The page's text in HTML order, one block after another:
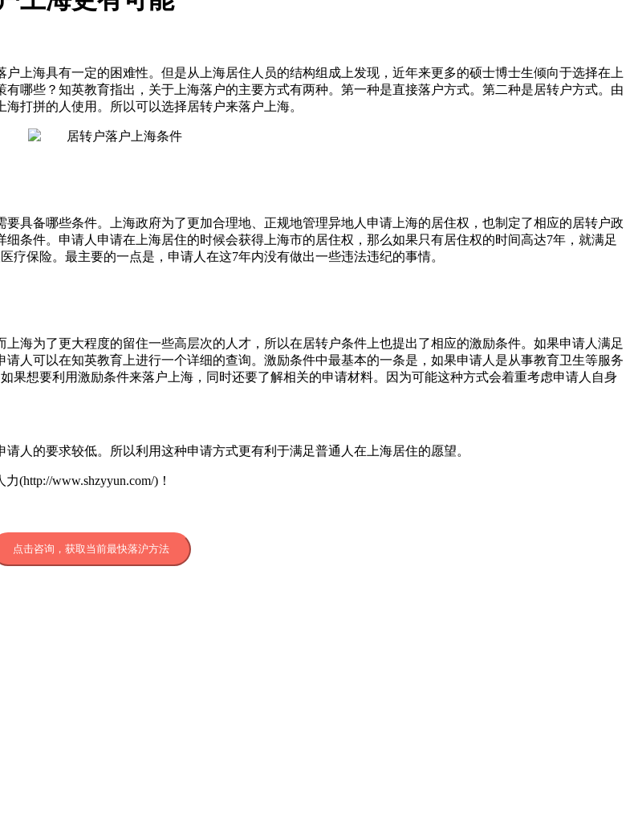
上海具有一定的困难性。但是从上海居住人员的结构组成上发现，近年来更多的硕士博士生倾向于选择在上
哪些？知英教育指出，关于上海落户的主要方式有两种。第一种是直接落户方式。第二种是居转户方式。由
打拼的人使用。所以可以选择居转户来落户上海。
具备哪些条件。上海政府为了更加合理地、正规地管理异地人申请上海的居住权，也制定了相应的居转户政
条件。申请人申请在上海居住的时候会获得上海市的居住权，那么如果只有居住权的时间高达7年，就满足
疗保险。最主要的一点是， 申请人在这7年内没有做出一些违法违纪的事情。
海为了更大程度的留住一些高层次的人才，所以在居转户条件上也提出了相应的激励条件。如果申请人满足
人可以在知英教育上进行一个详细的查询。激励条件中最基本的一条是，如果申请人是从事教育卫生等服务
果想要利用激励条件来落户上海，同时还要了解相关的申请材料。因为可能这种方式会着重考虑申请人自身
人的要求较低。所以利用这种申请方式更有利于满足普通人在上海居住的愿望。
(http://www.shzyyun.com/)！
点击咨询，获取当前最快落沪方法